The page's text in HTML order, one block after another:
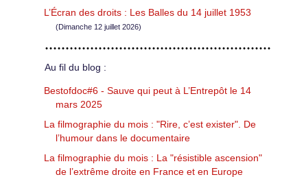
L’Écran des droits : Les Balles du 14 juillet 1953
(Dimanche 12 juillet 2026)
Au fil du blog :
Bestofdoc#6 - Sauve qui peut à L’Entrepôt le 14
mars 2025
La filmographie du mois : "Rire, c’est exister". De
l’humour dans le documentaire
La filmographie du mois : La "résistible ascension"
de l’extrême droite en France et en Europe